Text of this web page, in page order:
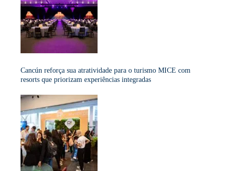
Cancún reforça sua atratividade para o turismo MICE com
resorts que priorizam experiências integradas